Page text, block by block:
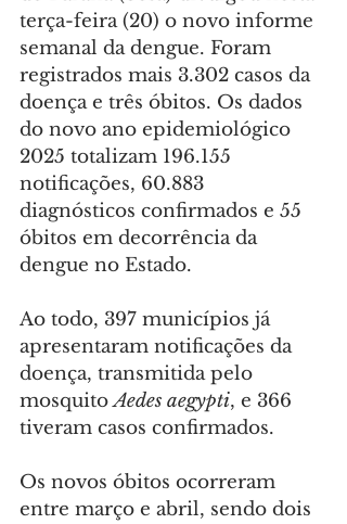
terça-feira (20) o novo informe
semanal da dengue. Foram
registrados mais 3.302 casos da
doença e três óbitos. Os dados
do novo ano epidemiológico
2025 totalizam 196.155
notificações, 60.883
diagnósticos confirmados e 55
óbitos em decorrência da
dengue no Estado.
Ao todo, 397 municípios já
apresentaram notificações da
doença, transmitida pelo
mosquito Aedes aegypti, e 366
tiveram casos confirmados.
Os novos óbitos ocorreram
entre março e abril, sendo dois